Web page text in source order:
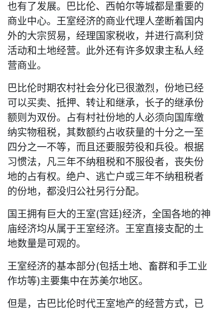
也有了发展。巴比伦、西帕尔等城都是重要的
商业中心。王室经济的商业代理人垄断着国内
外的大宗贸易，经理国家税收，并进行高利贷
活动和土地经营。此外还有许多奴隶主私人经
营商业。
巴比伦时期农村社会分化已很激烈，份地已经
可以买卖、抵押、转让和继承，长子的继承份
额则为双份。占有村社份地的人必须向国库缴
纳实物租税，其数额约占收获量的十分之一至
四分之一不等，而且还要服劳役和兵役。根据
习惯法，凡三年不纳租税和不服役者，丧失份
地的占有权。绝户、逃亡户或三年不纳租税者
的份地，都没归公社另行分配。
国王拥有巨大的王室(宫廷)经济，全国各地的神
庙经济均从属于王室经济。王室直接支配的土
地数量是可观的。
王室经济的基本部分(包括土地、畜群和手工业
作坊等)主要集中在苏美尔地区。
但是，古巴比伦时代王室地产的经营方式，已